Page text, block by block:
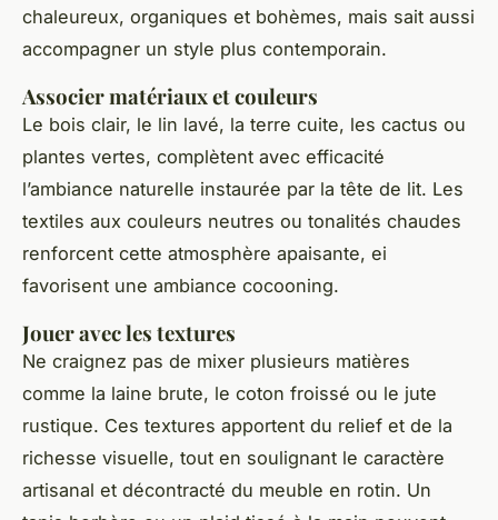
chaleureux, organiques et bohèmes, mais sait aussi
accompagner un style plus contemporain.
Associer matériaux et couleurs
Le bois clair, le lin lavé, la terre cuite, les cactus ou
plantes vertes, complètent avec efficacité
l’ambiance naturelle instaurée par la tête de lit. Les
textiles aux couleurs neutres ou tonalités chaudes
renforcent cette atmosphère apaisante, ei
favorisent une ambiance cocooning.
Jouer avec les textures
Ne craignez pas de mixer plusieurs matières
comme la laine brute, le coton froissé ou le jute
rustique. Ces textures apportent du relief et de la
richesse visuelle, tout en soulignant le caractère
artisanal et décontracté du meuble en rotin. Un